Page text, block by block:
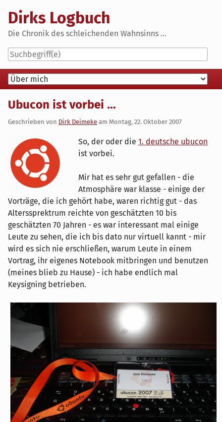
content
Dirks Logbuch
Die Chronik des schleichenden Wahnsinns ...
Navigation
Ubucon ist vorbei ...
Geschrieben von Dirk Deimeke am Montag, 22. Oktober 2007
So, der oder die 1. deutsche ubucon
ist vorbei.
Mir hat es sehr gut gefallen - die
Atmosphäre war klasse - einige der
Vorträge, die ich gehört habe, waren richtig gut - das
Alterssprektrum reichte von geschätzten 10 bis
geschätzten 70 Jahren - es war interessant mal einige
Leute zu sehen, die ich bis dato nur virtuell kannt - mir
wird es sich nie erschließen, warum Leute in einem
Vortrag, ihr eigenes Notebook mitbringen und benutzen
(meines blieb zu Hause) - ich habe endlich mal
Keysigning betrieben.